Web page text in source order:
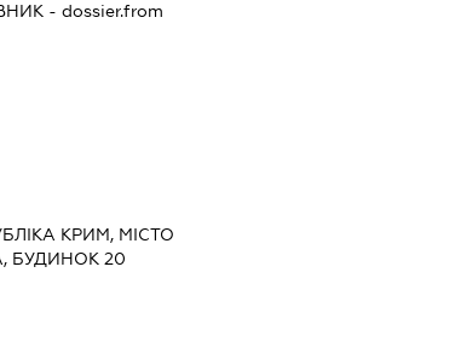
- dossier.from
КРИМ, МІСТО
БУДИНОК 20